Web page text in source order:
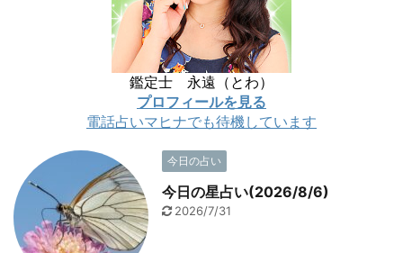
鑑定士 永遠（とわ）
プロフィールを見る
電話占いマヒナでも待機しています
今日の占い
今日の星占い(2026/8/6)
2026/7/31